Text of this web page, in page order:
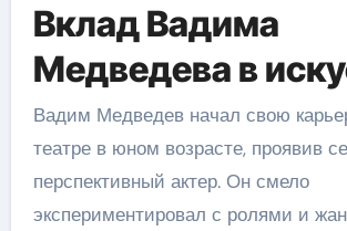
Вклад Вадима
Медведева в
Вадим Медведев начал свою
театре в юном возрасте, проявив
перспективный актер. Он смело
экспериментировал с ролями и